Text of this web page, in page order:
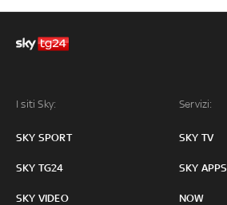
I siti Sky:
SKY SPORT
SKY TG24
SKY VIDEO
Servizi:
SKY TV
SKY APPS
NOW